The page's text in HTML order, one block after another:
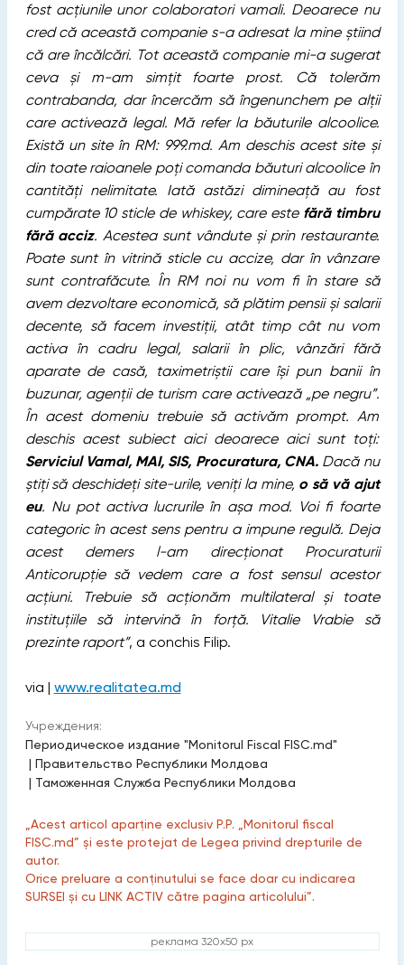
fost acțiunile unor colaboratori vamali. Deoarece nu
cred că această companie s-a adresat la mine știind
că are încălcări. Tot această companie mi-a sugerat
ceva și m-am simțit foarte prost. Că tolerăm
contrabanda, dar încercăm să îngenunchem pe alții
care activează legal. Mă refer la băuturile alcoolice.
Există un site în RM: 999.md. Am deschis acest site și
din toate raioanele poți comanda băuturi alcoolice în
cantități nelimitate. Iată astăzi dimineață au fost
cumpărate 10 sticle de whiskey, care este fără timbru
fără acciz. Acestea sunt vândute și prin restaurante.
Poate sunt în vitrină sticle cu accize, dar în vânzare
sunt contrafăcute. În RM noi nu vom fi în stare să
avem dezvoltare economică, să plătim pensii și salarii
decente, să facem investiții, atât timp cât nu vom
activa în cadru legal, salarii în plic, vânzări fără
aparate de casă, taximetriștii care își pun banii în
buzunar, agenții de turism care activează „pe negru”.
În acest domeniu trebuie să activăm prompt. Am
deschis acest subiect aici deoarece aici sunt toți:
Serviciul Vamal, MAI, SIS, Procuratura, CNA.Dacă nu
știți să deschideți site-urile, veniți la mine, o să vă ajut
eu. Nu pot activa lucrurile în așa mod. Voi fi foarte
categoric în acest sens pentru a impune regulă. Deja
acest demers l-am direcționat Procuraturii
Anticorupție să vedem care a fost sensul acestor
acțiuni. Trebuie să acționăm multilateral și toate
instituțiile să intervină în forță.
Vitalie Vrabie să
prezinte raport”, a conchis Filip.
via | www.realitatea.md
Учреждения:
Периодическое издание "Monitorul Fiscal FISC.md"
| Правительство Республики Молдова
| Таможенная Служба Республики Молдова
„Acest articol aparține exclusiv P.P. „Monitorul fiscal
FISC.md” și este protejat de Legea privind drepturile de
autor.
Orice preluare a conținutului se face doar cu indicarea
SURSEI și cu LINK ACTIV către pagina articolului”.
реклама 320x50 px